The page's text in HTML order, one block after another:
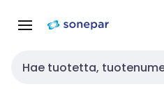
navigointiinsisältöön
Haku